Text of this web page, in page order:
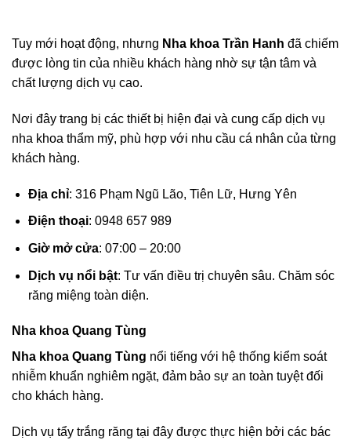
Tuy mới hoạt động, nhưng Nha khoa Trần Hanh đã chiếm
được lòng tin của nhiều khách hàng nhờ sự tận tâm và
chất lượng dịch vụ cao.
Nơi đây trang bị các thiết bị hiện đại và cung cấp dịch vụ
nha khoa thẩm mỹ, phù hợp với nhu cầu cá nhân của từng
khách hàng.
Địa chỉ: 316 Phạm Ngũ Lão, Tiên Lữ, Hưng Yên
Điện thoại: 0948 657 989
Giờ mở cửa: 07:00 – 20:00
Dịch vụ nổi bật: Tư vấn điều trị chuyên sâu. Chăm sóc
răng miệng toàn diện.
Nha khoa Quang Tùng
Nha khoa Quang Tùng nổi tiếng với hệ thống kiểm soát
nhiễm khuẩn nghiêm ngặt, đảm bảo sự an toàn tuyệt đối
cho khách hàng.
Dịch vụ tẩy trắng răng tại đây được thực hiện bởi các bác